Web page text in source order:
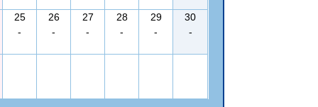
25
-
26
-
27
-
28
-
29
-
30
-